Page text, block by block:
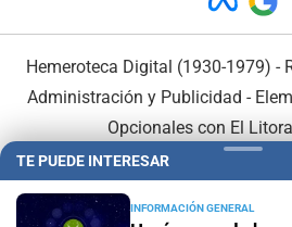
Hemeroteca Digital (1930-1979) -
Administración y Publicidad -
Opcionales con El Litoral
TE PUEDE INTERESAR
INFORMACIÓN GENERAL